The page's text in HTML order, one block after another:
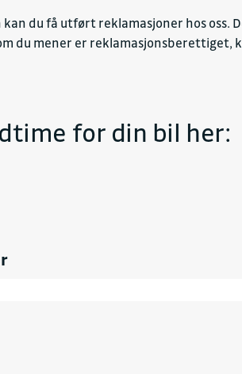
du få utført reklamasjoner hos
du mener er reklamasjonsberettiget,
for din bil her: